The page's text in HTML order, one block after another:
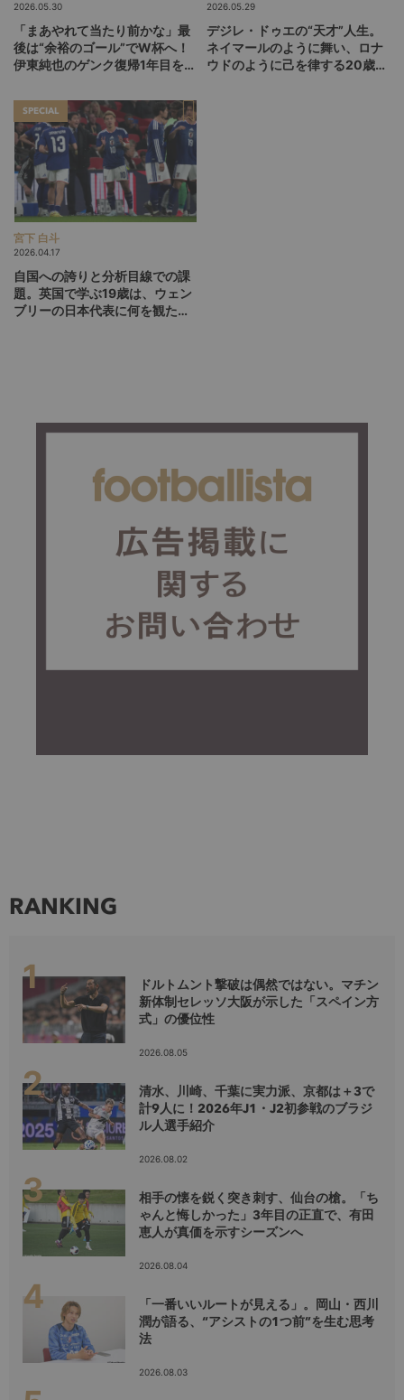
2026.05.30
「まあやれて当たり前かな」最
後は“余裕のゴール”でW杯へ！
伊東純也のゲンク復帰1年目を総
2026.05.29
デジレ・ドゥエの“天才”人生。
ネイマールのように舞い、ロナ
ウドのように己を律する20歳
SPECIAL
宮下 白斗
2026.04.17
自国への誇りと分析目線での課
題。英国で学ぶ19歳は、ウェン
ブリーの日本代表に何を観た
RANKING
ドルトムント撃破は偶然ではない。マチン
新体制セレッソ大阪が示した「スペイン方
式」の優位性
2026.08.05
清水、川崎、千葉に実力派、京都は＋3で
計9人に！2026年J1・J2初参戦のブラジ
ル人選手紹介
2026.08.02
相手の懐を鋭く突き刺す、仙台の槍。「ち
ゃんと悔しかった」3年目の正直で、有田
恵人が真価を示すシーズンへ
2026.08.04
「一番いいルートが見える」。岡山・西川
潤が語る、“アシストの1つ前”を生む思考
法
2026.08.03